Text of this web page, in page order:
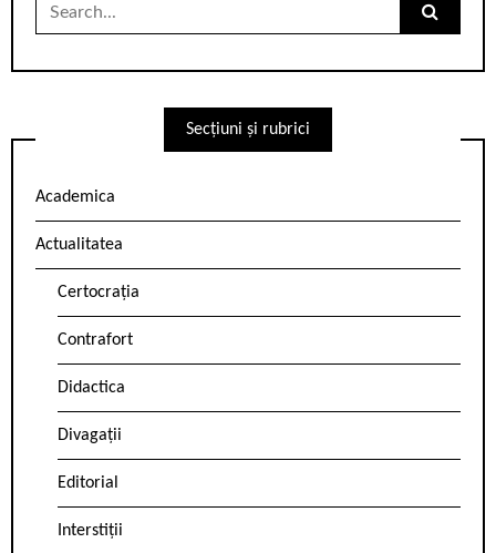
Secțiuni și rubrici
Academica
Actualitatea
Certocrația
Contrafort
Didactica
Divagații
Editorial
Interstiții